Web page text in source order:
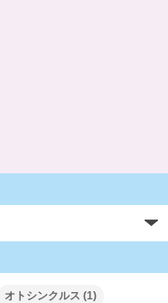
オトシンクルス (1)